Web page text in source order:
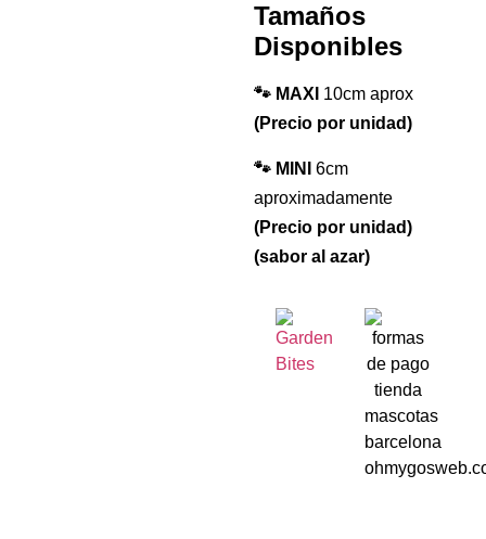
Tamaños
Disponibles
🐾 MAXI 10cm aprox
(Precio por unidad)
🐾 MINI
6cm
aproximadamente
(Precio por unidad)
(sabor al azar)